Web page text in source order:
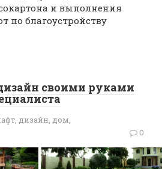
и выполнения
по благоустройству
своими руками
дизайн, дом,
0